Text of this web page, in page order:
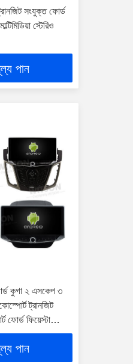
সংযুক্ত ফোর্ড
স্টেরিও
পান
কুগা ২ এসকেপ ৩
ট্রানজিট
ফোর্ড ফিয়েস্টা
স্টেরিও জিপিএস
স্ক্রিন মোবাইল
পান